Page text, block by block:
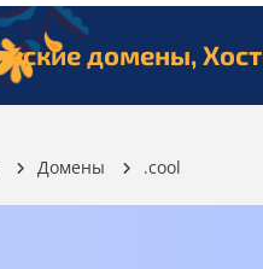
домены,
Домены .cool